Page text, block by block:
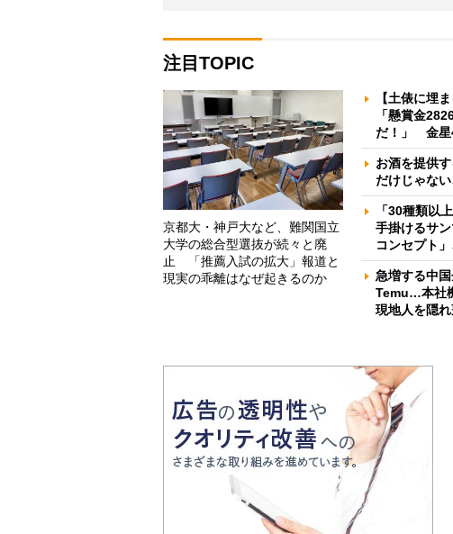
注目TOPIC
京都大・神戸大など、難関国立
大学の総合型選抜が続々と廃
止 「推薦入試の拡大」報道と
現実の乖離はなぜ起きるのか
【土俵に埋
「懸賞金
だ！」 金星
お酒を提供
だけじゃな
「30種類以
手掛けるサ
コンセプト
急増する中
Temu…本社
現地人を隠